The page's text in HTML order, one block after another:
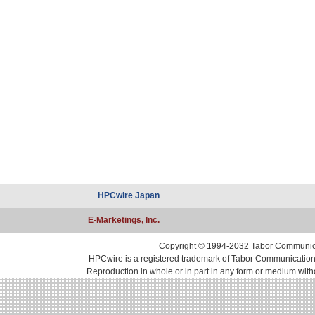
HPCwire Japan
E-Marketings, Inc.
Copyright © 1994-2032 Tabor
HPCwire is a registered trademark of Tabor
Reproduction in whole or in part in any form or medium